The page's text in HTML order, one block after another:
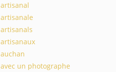
artisanal
artisanale
artisanals
artisanaux
auchan
avec un photographe